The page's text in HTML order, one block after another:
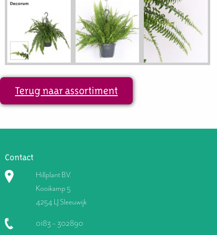
Terug naar assortiment
Contact
Hillplant B.V.
Kooikamp 5
4254 LJ Sleeuwijk
0183 – 302890